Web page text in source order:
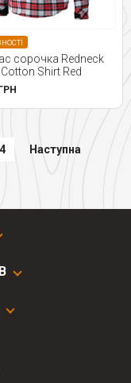
сорочка Redneck
Cotton Shirt Red
4 Наступна